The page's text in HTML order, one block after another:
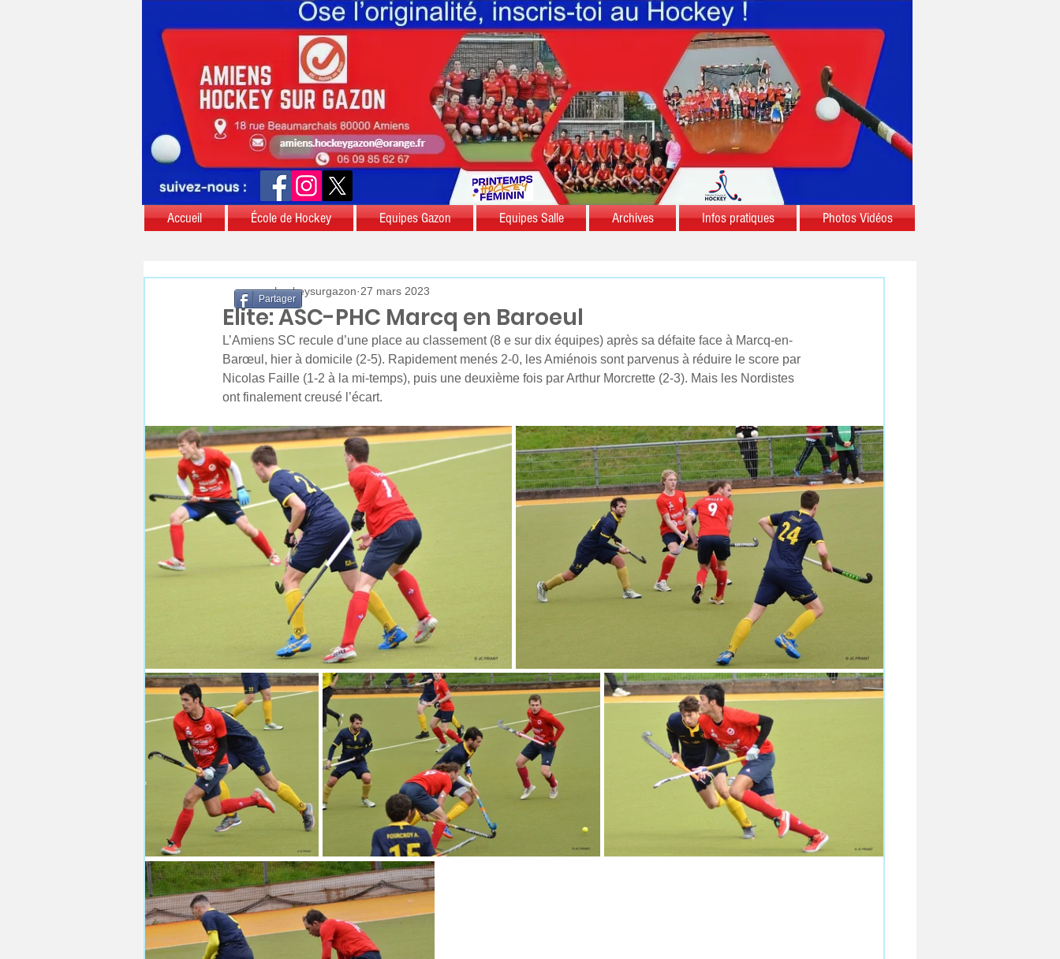
Accueil École de Hockey Equipes Gazon Equipes Salle Archives Infos pratiques Photos Vidéos
Elite: ASC-PHC Marcq en Baroeul
aschockeysurgazon 27 mars 2023
L’Amiens SC recule d’une place au classement (8 e sur dix équipes) après sa défaite face à Marcq-en-
Barœul, hier à domicile (2-5). Rapidement menés 2-0, les Amiénois sont parvenus à réduire le score par
Nicolas Faille (1-2 à la mi-temps), puis une deuxième fois par Arthur Morcrette (2-3). Mais les Nordistes
ont finalement creusé l’écart.
Partager